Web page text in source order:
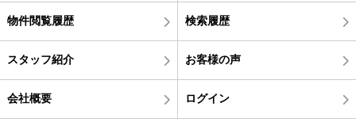
物件閲覧履歴 検索履歴
スタッフ紹介 お客様の声
会社概要 ログイン